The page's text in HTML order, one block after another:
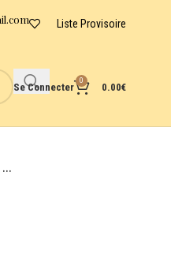
Liste Provisoire
Se Connecter
0
0.00€